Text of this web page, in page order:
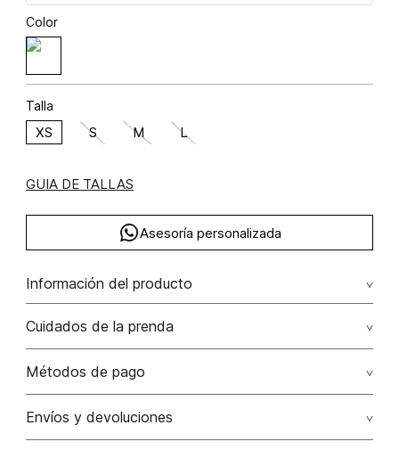
Color
Talla
XS S M L
GUIA DE TALLAS
Asesoría personalizada
Información del producto
Cuidados de la prenda
No dejar en remojo /lavar por separado / no utilizar
No usar lejia
Métodos de pago
Tarjetas de crédito: Visa, Dinners, Master Card y American
Envíos y devoluciones